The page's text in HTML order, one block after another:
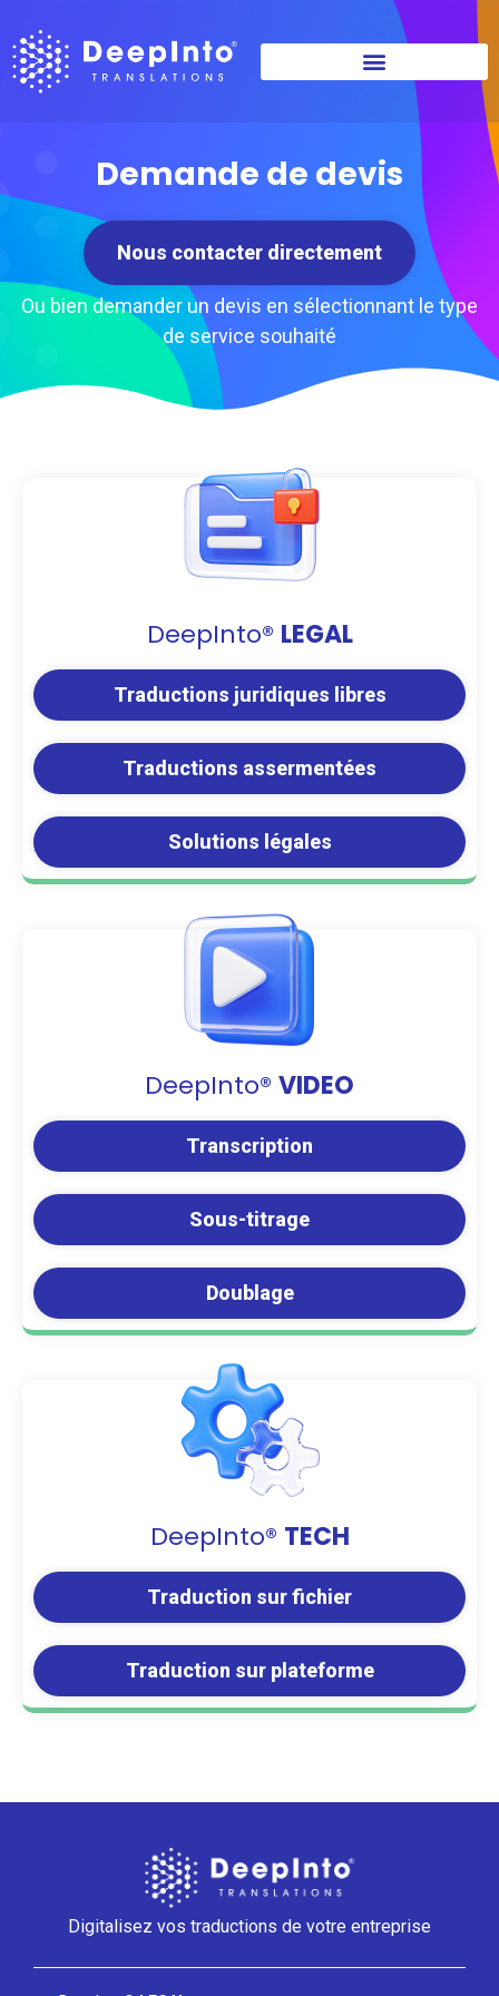
Demande de devis
Nous contacter directement
Ou bien demander un devis en sélectionnant le type
de service souhaité
DeepInto® LEGAL
Traductions juridiques libres
Traductions assermentées
Solutions légales
DeepInto® VIDEO
Transcription
Sous-titrage
Doublage
DeepInto® TECH
Traduction sur fichier
Traduction sur plateforme
Digitalisez vos traductions de votre entreprise